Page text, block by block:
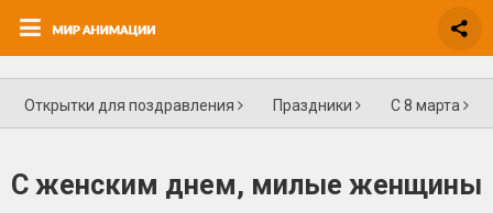
Открытки для поздравления Праздники С 8 марта
С женским днем, милые женщины